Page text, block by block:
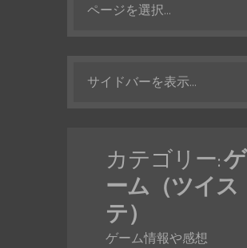
ページを選択...
サイドバーを表示...
カテゴリー:ゲ
ーム（ツイス
テ）
ゲーム情報や感想